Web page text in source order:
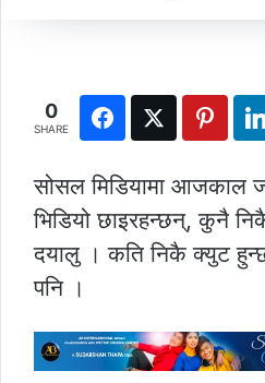
0
SHARE
सोसल मिडियामा आजकाल
भिडियो छाइरहन्छन्, कुनै
दयालु । कति निकै क्युट
पनि ।